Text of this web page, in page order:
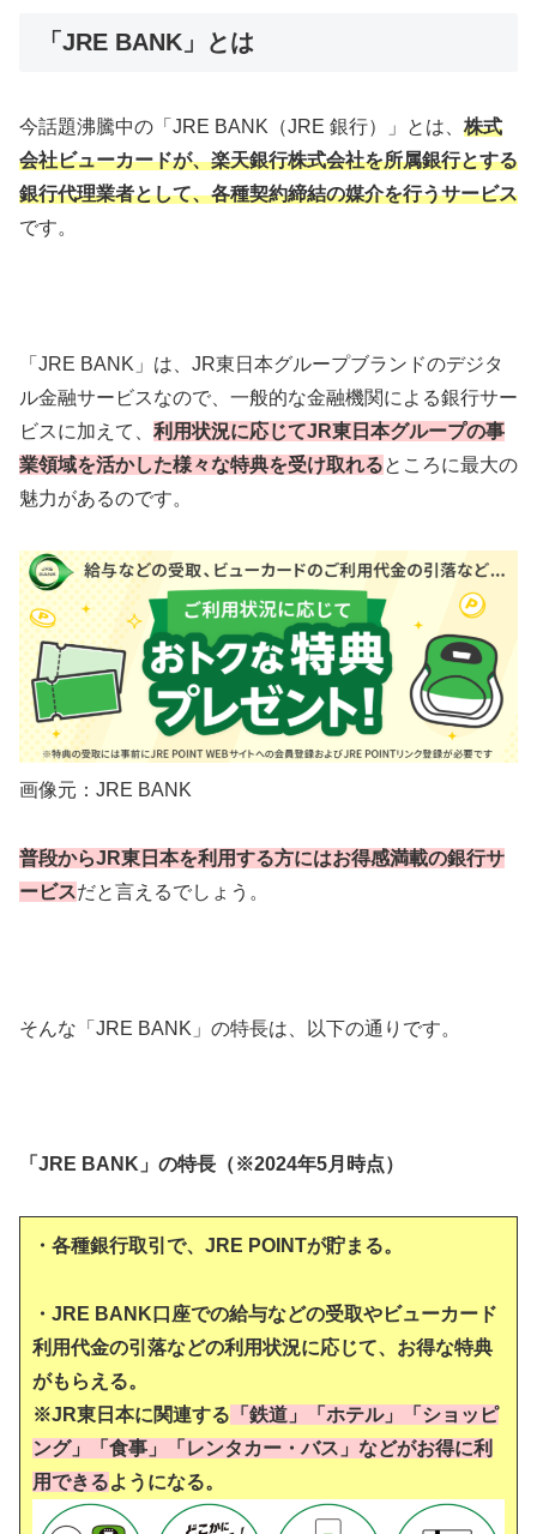
「JRE BANK」とは
今話題沸騰中の「JRE BANK（JRE 銀行）」とは、 株式
会社ビューカードが、楽天銀行株式会社を所属銀行とする
銀行代理業者として、各種契約締結の媒介を行うサービス
です。
「JRE BANK」は、JR東日本グループブランドのデジタ
ル金融サービスなので、一般的な金融機関による銀行サー
ビスに加えて、 利用状況に応じてJR東日本グループの事
業領域を活かした様々な特典を受け取れるところに最大の
魅力があるのです。
画像元：JRE BANK
普段からJR東日本を利用する方にはお得感満載の銀行サ
ービスだと言えるでしょう。
そんな「JRE BANK」の特長は、以下の通りです。
「JRE BANK」の特長（※2024年5月時点）
・各種銀行取引で、JRE POINTが貯まる。
・JRE BANK口座での給与などの受取やビューカード
利用代金の引落などの利用状況に応じて、お得な特典
がもらえる。
※JR東日本に関連する 「鉄道」「ホテル」「ショッピ
ング」「食事」「レンタカー・バス」などがお得に利
用できるようになる。